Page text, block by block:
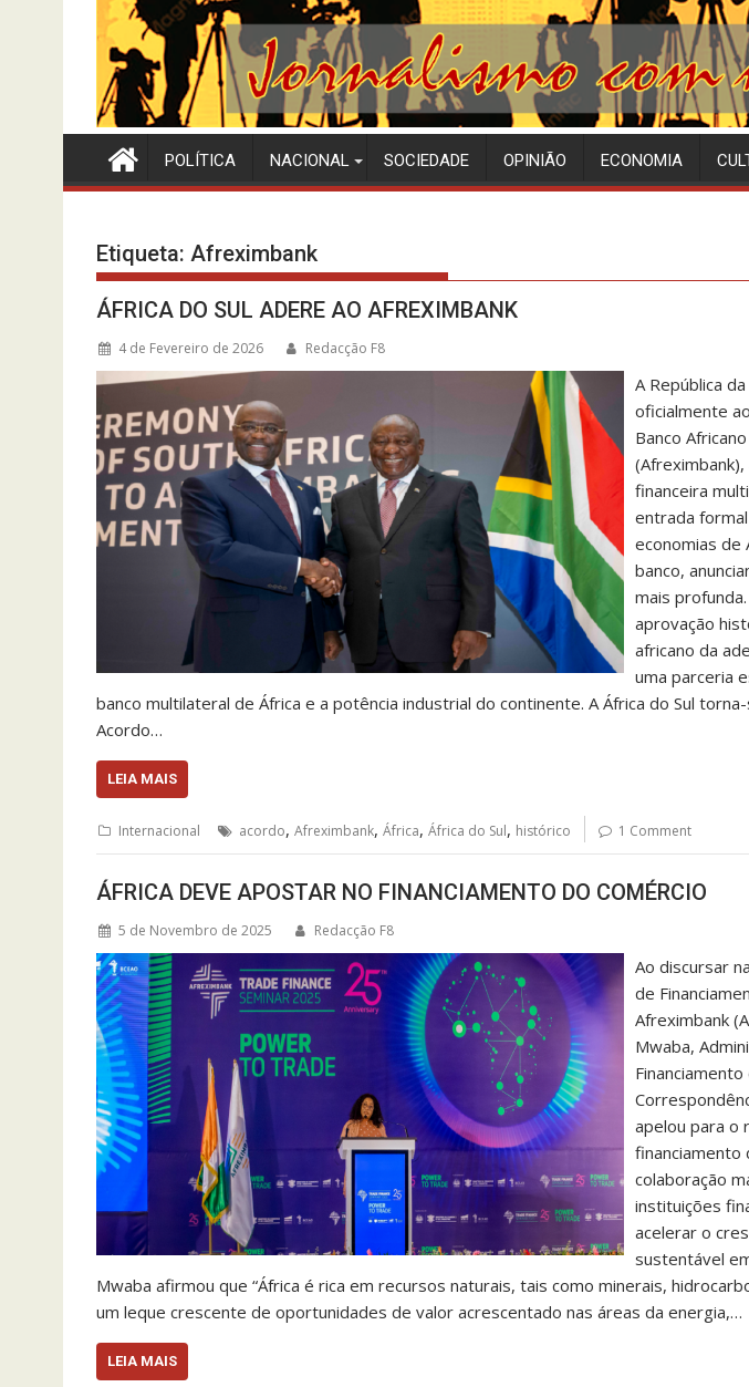
POLÍTICA NACIONAL SOCIEDADE OPINIÃO ECONOMIA
Etiqueta: Afreximbank
ÁFRICA DO SUL ADERE AO AFREXIMBANK
4 de Fevereiro de 2026 Redacção F8
A República
oficialmente
Banco
financeira
entrada
economias de
banco,
mais
aprovação
africano da
uma parceria
banco multilateral de África e a potência industrial do continente. A África do Sul
Acordo…
LEIA MAIS
Internacional acordo, Afreximbank, África, África do Sul, histórico 1 Comment
ÁFRICA DEVE APOSTAR NO FINANCIAMENTO DO COMÉRCIO
5 de Novembro de 2025 Redacção F8
Ao discursar
de
Afreximbank
Mwaba,
apelou para o
financiamento
colaboração
instituições
acelerar o
sustentável
Mwaba afirmou que “África é rica em recursos naturais, tais como minerais,
um leque crescente de oportunidades de valor acrescentado nas áreas da energia,…
LEIA MAIS